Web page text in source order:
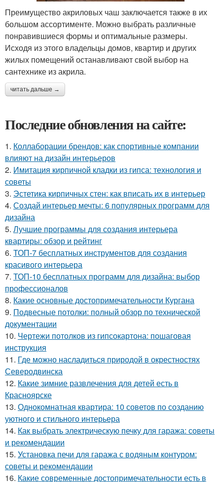
Преимущество акриловых чаш заключается также в их
большом ассортименте. Можно выбрать различные
понравившиеся формы и оптимальные размеры.
Исходя из этого владельцы домов, квартир и других
жилых помещений останавливают свой выбор на
сантехнике из акрила.
читать дальше →
Последние обновления на сайте:
1. Коллаборации брендов: как спортивные компании
влияют на дизайн интерьеров
2. Имитация кирпичной кладки из гипса: технология и
советы
3. Эстетика кирпичных стен: как вписать их в интерьер
4. Создай интерьер мечты: 6 популярных программ для
дизайна
5. Лучшие программы для создания интерьера
квартиры: обзор и рейтинг
6. ТОП-7 бесплатных инструментов для создания
красивого интерьера
7. ТОП-10 бесплатных программ для дизайна: выбор
профессионалов
8. Какие основные достопримечательности Кургана
9. Подвесные потолки: полный обзор по технической
документации
10. Чертежи потолков из гипсокартона: пошаговая
инструкция
11. Где можно насладиться природой в окрестностях
Северодвинска
12. Какие зимние развлечения для детей есть в
Красноярске
13. Однокомнатная квартира: 10 советов по созданию
уютного и стильного интерьера
14. Как выбрать электрическую печку для гаража: советы
и рекомендации
15. Установка печи для гаража с водяным контуром:
советы и рекомендации
16. Какие современные достопримечательности есть в